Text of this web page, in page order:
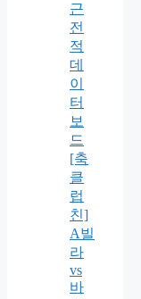
근
전
적
데
이
터
보
드
[축
클
럽
친]
A빌
라
vs
바